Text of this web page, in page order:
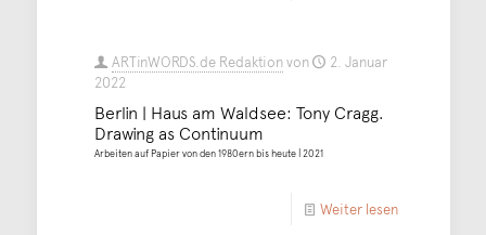
ARTinWORDS.de Redaktionvon
2. Januar
2022
Berlin | Haus am Waldsee: Tony Cragg.
Drawing as Continuum
Arbeiten auf Papier von den 1980ern bis heute | 2021
Weiter lesen